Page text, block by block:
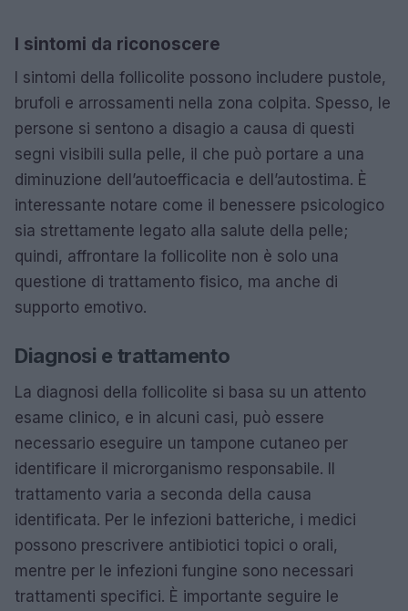
I sintomi da riconoscere
I sintomi della follicolite possono includere pustole,
brufoli e arrossamenti nella zona colpita. Spesso, le
persone si sentono a disagio a causa di questi
segni visibili sulla pelle, il che può portare a una
diminuzione dell’autoefficacia e dell’autostima. È
interessante notare come il benessere psicologico
sia strettamente legato alla salute della pelle;
quindi, affrontare la follicolite non è solo una
questione di trattamento fisico, ma anche di
supporto emotivo.
Diagnosi e trattamento
La diagnosi della follicolite si basa su un attento
esame clinico, e in alcuni casi, può essere
necessario eseguire un tampone cutaneo per
identificare il microrganismo responsabile. Il
trattamento varia a seconda della causa
identificata. Per le infezioni batteriche, i medici
possono prescrivere antibiotici topici o orali,
mentre per le infezioni fungine sono necessari
trattamenti specifici. È importante seguire le